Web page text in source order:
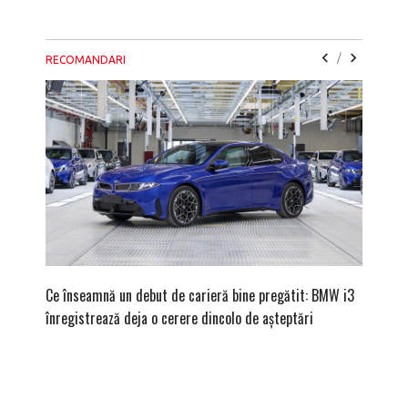
RECOMANDARI /
Ce înseamnă un debut de carieră bine pregătit: BMW i3
înregistrează deja o cerere dincolo de așteptări